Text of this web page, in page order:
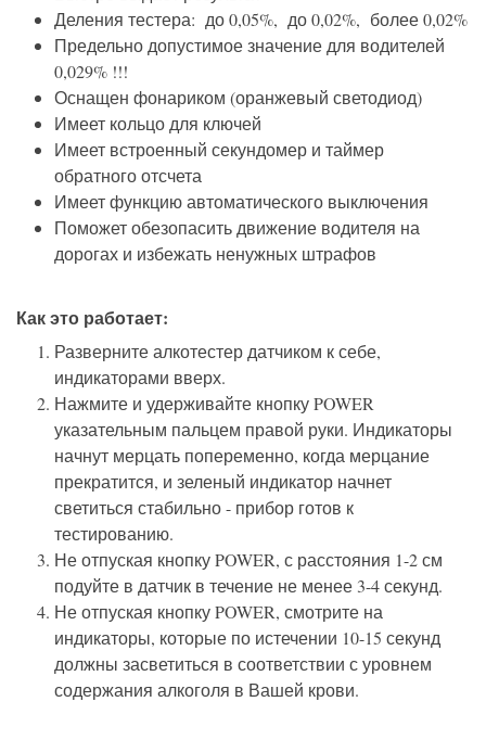
Деления тестера: до 0,05%, до 0,02%, более 0,02%
Предельно допустимое значение для водителей
0,029% !!!
Оснащен фонариком (оранжевый светодиод)
Имеет кольцо для ключей
Имеет встроенный секундомер и таймер
обратного отсчета
Имеет функцию автоматического выключения
Поможет обезопасить движение водителя на
дорогах и избежать ненужных штрафов
Как это работает:
Разверните алкотестер датчиком к себе,
индикаторами вверх.
Нажмите и удерживайте кнопку POWER
указательным пальцем правой руки. Индикаторы
начнут мерцать попеременно, когда мерцание
прекратится, и зеленый индикатор начнет
светиться стабильно - прибор готов к
тестированию.
Не отпуская кнопку POWER, с расстояния 1-2 см
подуйте в датчик в течение не менее 3-4 секунд.
Не отпуская кнопку POWER, смотрите на
индикаторы, которые по истечении 10-15 секунд
должны засветиться в соответствии с уровнем
содержания алкоголя в Вашей крови.